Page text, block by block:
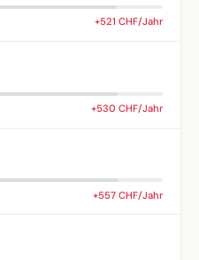
+521 CHF/Jahr
+530 CHF/Jahr
+557 CHF/Jahr